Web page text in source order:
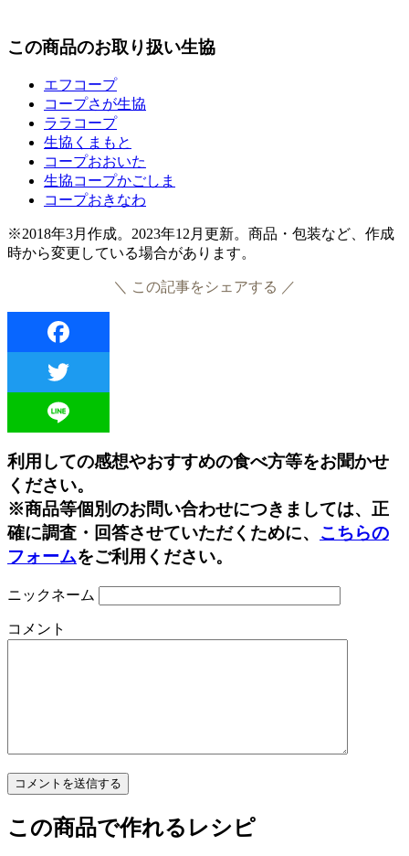
この商品のお取り扱い生協
エフコープ
コープさが生協
ララコープ
生協くまもと
コープおおいた
生協コープかごしま
コープおきなわ
※2018年3月作成。2023年12月更新。商品・包装など、作成
時から変更している場合があります。
＼ この記事をシェアする ／
利用しての感想やおすすめの食べ方等をお聞かせ
ください。
※商品等個別のお問い合わせにつきましては、正
確に調査・回答させていただくために、 こちらの
フォームをご利用ください。
ニックネーム
コメント
この商品で作れるレシピ